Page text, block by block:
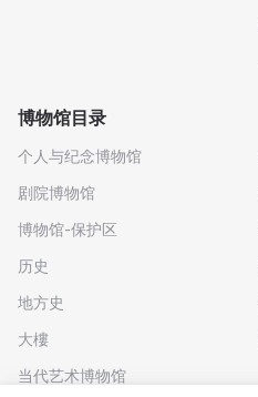
博物馆目录
个人与纪念博物馆
剧院博物馆
博物馆-保护区
历史
地方史
大樓
当代艺术博物馆